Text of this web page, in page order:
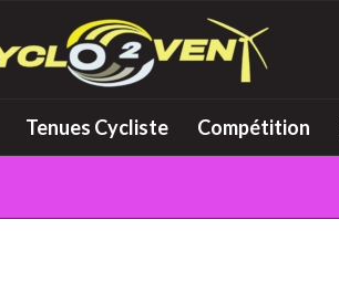
Tenues Cycliste Compétition